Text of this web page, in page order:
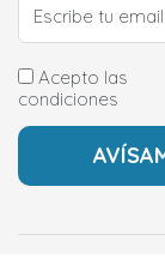
Acepto las
condiciones